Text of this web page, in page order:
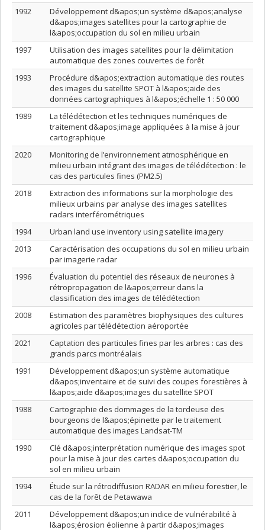
1992
Développement d&apos;un système d&apos;analyse
d&apos;images satellites pour la cartographie de
l&apos;occupation du sol en milieu urbain
1997
Utilisation des images satellites pour la délimitation
automatique des zones couvertes de forêt
1993
Procédure d&apos;extraction automatique des routes
des images du satellite SPOT à l&apos;aide des
données cartographiques à l&apos;échelle 1 : 50 000
1989
La télédétection et les techniques numériques de
traitement d&apos;image appliquées à la mise à jour
cartographique
2020
Monitoring de l’environnement atmosphérique en
milieu urbain intégrant des images de télédétection : le
cas des particules fines (PM2.5)
2018
Extraction des informations sur la morphologie des
milieux urbains par analyse des images satellites
radars interférométriques
1994
Urban land use inventory using satellite imagery
2013
Caractérisation des occupations du sol en milieu urbain
par imagerie radar
1996
Évaluation du potentiel des réseaux de neurones à
rétropropagation de l&apos;erreur dans la
classification des images de télédétection
2008
Estimation des paramètres biophysiques des cultures
agricoles par télédétection aéroportée
2021
Captation des particules fines par les arbres : cas des
grands parcs montréalais
1991
Développement d&apos;un système automatique
d&apos;inventaire et de suivi des coupes forestières à
l&apos;aide d&apos;images du satellite SPOT
1988
Cartographie des dommages de la tordeuse des
bourgeons de l&apos;épinette par le traitement
automatique des images Landsat-TM
1990
Clé d&apos;interprétation numérique des images spot
pour la mise à jour des cartes d&apos;occupation du
sol en milieu urbain
1994
Étude sur la rétrodiffusion RADAR en milieu forestier, le
cas de la forêt de Petawawa
2011
Développement d&apos;un indice de vulnérabilité à
l&apos;érosion éolienne à partir d&apos;images